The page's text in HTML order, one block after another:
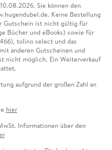
Sie können den
Keine Bestellung
Gutschein ist nicht gültig für
Bücher und eBooks) sowie für
tolino select und das
anderen Gutscheinen und
nicht möglich. Ein Weiterverkauf
aufgrund der großen Zahl an
hier
Informationen über den